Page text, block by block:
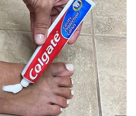
ಜಿರಳೆಯಾಗಿ ಜನಿಸ್ತೀರಿ !